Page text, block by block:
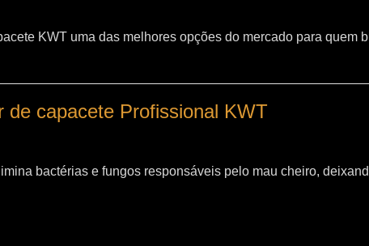
KWT uma das melhores opções do mercado para quem
de capacete Profissional KWT
bactérias e fungos responsáveis pelo mau cheiro,